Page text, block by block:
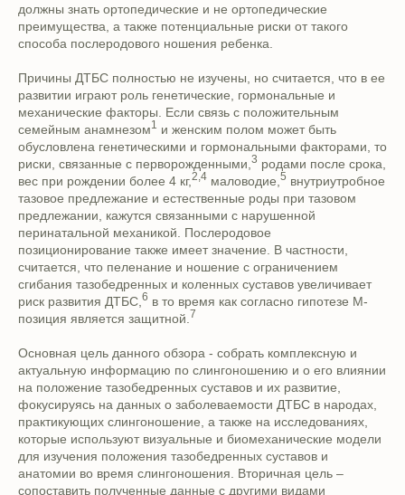
должны знать ортопедические и не ортопедические
преимущества, а также потенциальные риски от такого
способа послеродового ношения ребенка.
Причины ДТБС полностью не изучены, но считается, что в ее
развитии играют роль генетические, гормональные и
механические факторы. Если связь с положительным
семейным анамнезом1
и женским полом может быть
обусловлена генетическими и гормональными факторами, то
риски, связанные с перворожденными, 3 родами после срока,
вес при рождении более 4 кг, 2,4 маловодие, 5 внутриутробное
тазовое предлежание и естественные роды при тазовом
предлежании, кажутся связанными с нарушенной
перинатальной механикой. Послеродовое
позиционирование также имеет значение. В частности,
считается, что пеленание и ношение с ограничением
сгибания тазобедренных и коленных суставов увеличивает
риск развития ДТБС, 6 в то время как согласно гипотезе М-
позиция является защитной. 7
Основная цель данного обзора - собрать комплексную и
актуальную информацию по слингоношению и о его влиянии
на положение тазобедренных суставов и их развитие,
фокусируясь на данных о заболеваемости ДТБС в народах,
практикующих слингоношение, а также на исследованиях,
которые используют визуальные и биомеханические модели
для изучения положения тазобедренных суставов и
анатомии во время слингоношения. Вторичная цель –
сопоставить полученные данные с другими видами